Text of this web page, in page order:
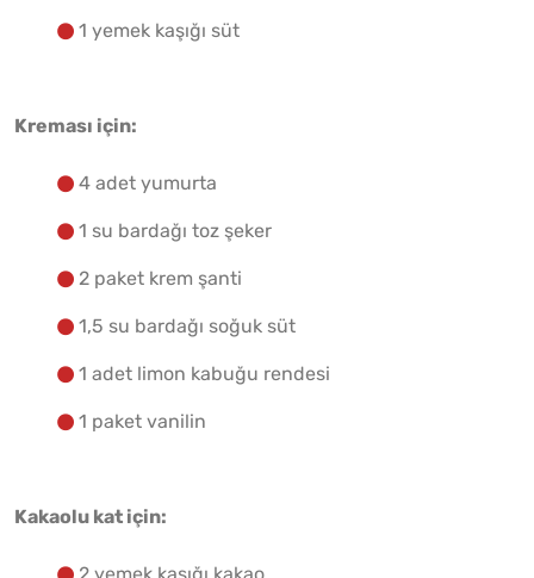
1 yemek kaşığı süt
Kreması için:
4 adet yumurta
1 su bardağı toz şeker
2 paket krem şanti
1,5 su bardağı soğuk süt
1 adet limon kabuğu rendesi
1 paket vanilin
Kakaolu kat için: